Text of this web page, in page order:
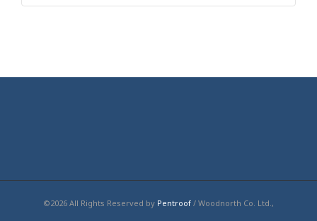
©2026 All Rights Reserved by Pentroof / Woodnorth Co. Ltd.,